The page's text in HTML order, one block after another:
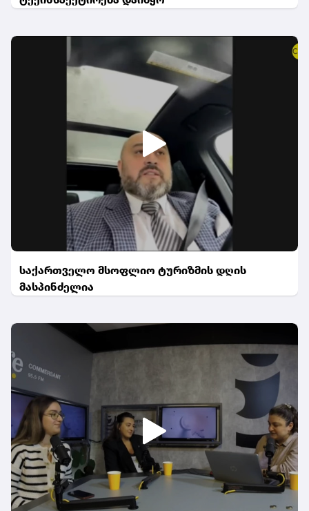
საქართველო მსოფლიო ტურიზმის დღის
მასპინძელია